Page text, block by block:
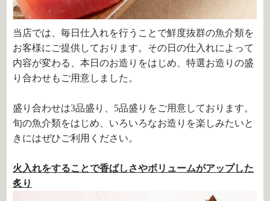
当店では、毎日仕入れを行うことで鮮度抜群の魚介類を
お客様にご提供しております。その日の仕入れによって
内容が変わる、本日のお造りをはじめ、特選お造りの盛
り合わせもご用意しました。
盛り合わせは3品盛り、5品盛りをご用意しております。
旬の魚介類をはじめ、いろいろなお造りを楽しみたいと
きにはぜひご利用ください。
火入れをすることで香ばしさやボリュームがアップした
炙り